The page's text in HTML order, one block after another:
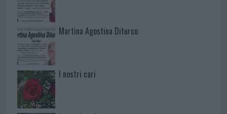
Martina Agostina Diturco
I nostri cari